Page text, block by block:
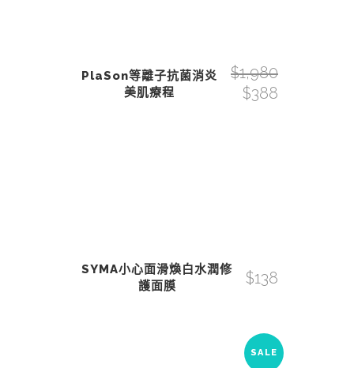
PlaSon等離子抗菌消炎
美肌療程
$1,980
$388
SYMA小心面滑煥白水潤修
護面膜
$138
SALE